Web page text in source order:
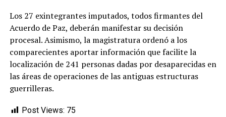
Los 27 exintegrantes imputados, todos firmantes del
Acuerdo de Paz, deberán manifestar su decisión
procesal. Asimismo, la magistratura ordenó a los
comparecientes aportar información que facilite la
localización de 241 personas dadas por desaparecidas en
las áreas de operaciones de las antiguas estructuras
guerrilleras.
Post Views: 75